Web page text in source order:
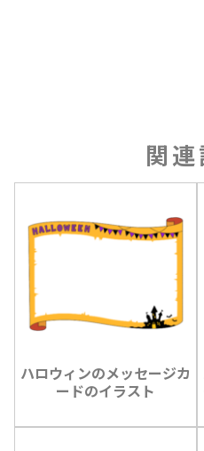
関
ハロウィンのメッセージカ
ードのイラスト